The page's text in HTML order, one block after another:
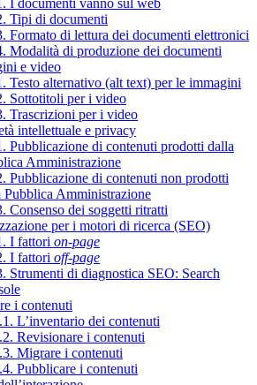
Tipi di documenti
Formato di lettura dei documenti elettronici
Modalità di produzione dei documenti
e video
Testo alternativo (alt text) per le immagini
Sottotitoli per i video
Trascrizioni per i video
intellettuale e privacy
Pubblicazione di contenuti prodotti dalla
Amministrazione
Pubblicazione di contenuti non prodotti
Pubblica Amministrazione
Consenso dei soggetti ritratti
per i motori di ricerca (SEO)
I fattori on-page
I fattori off-page
Strumenti di diagnostica SEO: Search
i contenuti
L’inventario dei contenuti
Revisionare i contenuti
Migrare i contenuti
Pubblicare i contenuti